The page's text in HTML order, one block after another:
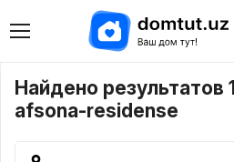
Найдено результатов
afsona-residense